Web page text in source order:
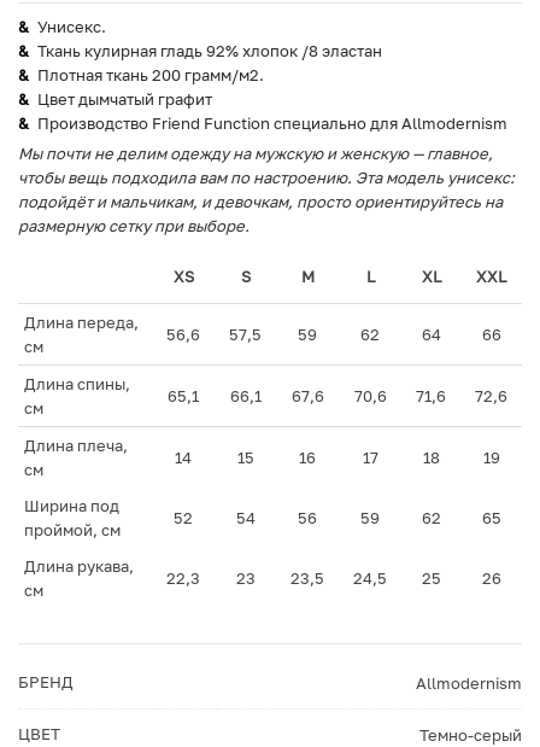
Унисекс.
Ткань кулирная гладь 92% хлопок /8 эластан
Плотная ткань 200 грамм/м2.
Цвет дымчатый графит
Производство Friend Function специально для Allmodernism
Мы почти не делим одежду на мужскую и женскую — главное,
чтобы вещь подходила вам по настроению. Эта модель унисекс:
подойдёт и мальчикам, и девочкам, просто ориентируйтесь на
размерную сетку при выборе.
XS S M L XL XXL
Длина переда,
см
56,6 57,5 59 62 64 66
Длина спины,
см
65,1 66,1 67,6 70,6 71,6 72,6
Длина плеча,
см
14 15 16 17 18 19
Ширина под
проймой, см
52 54 56 59 62 65
Длина рукава,
см
22,3 23 23,5 24,5 25 26
БРЕНД Allmodernism
ЦВЕТ Темно-серый